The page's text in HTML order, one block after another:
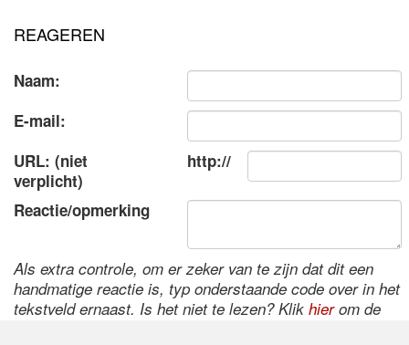
REAGEREN
Naam:
E-mail:
URL: (niet
verplicht)
http://
Reactie/opmerking
Als extra controle, om er zeker van te zijn dat dit een
handmatige reactie is, typ onderstaande code over in het
tekstveld ernaast. Is het niet te lezen? Klik hierom de